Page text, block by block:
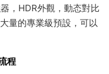
，HDR外觀，動态對比
量的專業級預設，可以
程